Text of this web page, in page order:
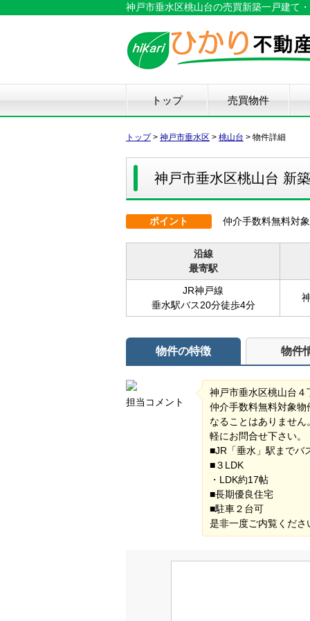
神戸市垂水区桃山台の売買新築一戸建て
トップ 売買物件
新築戸建て
中古戸建て
マンション
土地
トップ> 神戸市垂水区 > 桃山台 > 物件詳細
神戸市垂水区桃山台 新
ポイント 仲介手数料無料
沿線
最寄駅
JR神戸線
垂水駅バス20分徒歩4分
物件の特徴 物件
担当コメント
神戸市垂水区桃山台
仲介手数料無料対象
なることはありませ
軽にお問合せ下さい。
■JR「垂水」駅まで
■３LDK
・LDK約17帖
■長期優良住宅
■駐車２台可
是非一度ご内覧くださ